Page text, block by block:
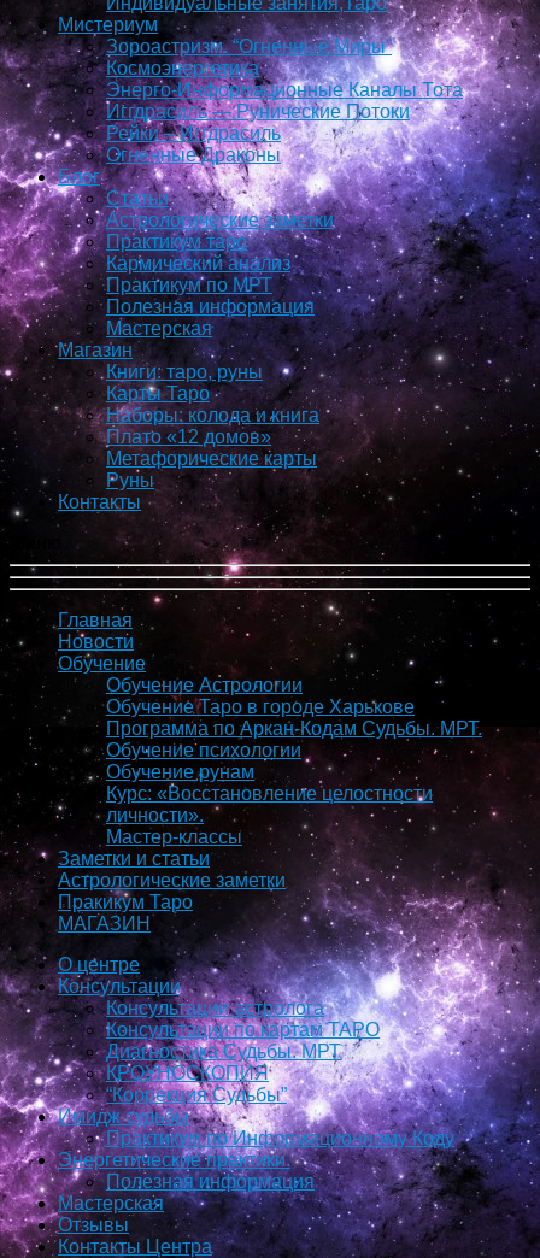
Мистериум
Зороастризм. “Огненные Миры”
Космоэнергетика
Энерго-Информационные Каналы Тота
Иггдрасиль — Рунические Потоки
Рейки – Иггдрасиль
Огненные Драконы
Блог
Статьи
Астрологические заметки
Практикум таро
Кармический анализ
Практикум по МРТ
Полезная информация
Мастерская
Магазин
Книги: таро, руны
Карты Таро
Наборы: колода и книга
Плато «12 домов»
Метафорические карты
Руны
Контакты
Главная
Новости
Обучение
Обучение Астрологии
Обучение Таро в городе Харькове
Программа по Аркан-Кодам Судьбы. МРТ.
Обучение психологии
Обучение рунам
Курс: «Восстановление целостности
личности».
Мастер-классы
Заметки и статьи
Астрологические заметки
Пракикум Таро
МАГАЗИН
О центре
Консультации
Консультации астролога
Консультации по картам ТАРО
Диагностика Судьбы. МРТ
КРОУНОСКОПИЯ
“Коррекция Судьбы”
Имидж судьбы
Практикум по Информационному Коду
Энергетические практики.
Полезная информация
Мастерская
Отзывы
Контакты Центра